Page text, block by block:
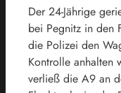
Der 24-Jährige
bei Pegnitz in den
die Polizei den
Kontrolle anhalten
verließ die A9 an